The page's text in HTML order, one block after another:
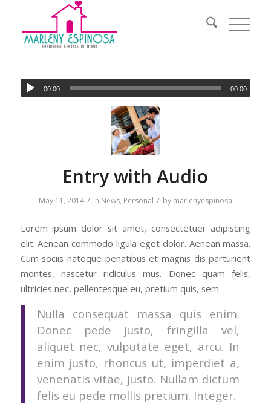
00:00 00:00
Entry with Audio
May 11, 2014 / in News, Personal / by marlenyespinosa
Lorem ipsum dolor sit amet, consectetuer adipiscing
elit. Aenean commodo ligula eget dolor. Aenean massa.
Cum sociis natoque penatibus et magnis dis parturient
montes, nascetur ridiculus mus. Donec quam felis,
ultricies nec, pellentesque eu, pretium quis, sem.
Nulla consequat massa quis enim.
Donec pede justo, fringilla vel,
aliquet nec, vulputate eget, arcu. In
enim justo, rhoncus ut, imperdiet a,
venenatis vitae, justo. Nullam dictum
felis eu pede mollis pretium. Integer.